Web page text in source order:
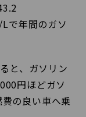
で年間のガソ
と、ガソリン
円ほどガソ
の良い車へ乗